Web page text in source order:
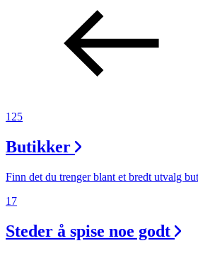
Gavekort
125
Butikker
Finn det du trenger blant et bredt utvalg
17
Steder å spise noe godt